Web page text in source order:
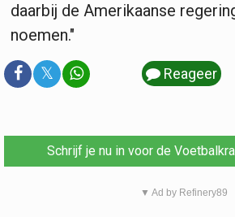
daarbij de Amerikaanse
noemen."
𝕏 Reageer
Schrijf je nu in voor de
▼ Ad by Refinery89